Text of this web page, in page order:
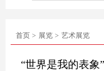
首页 > 展览 > 艺术展览
“世界是我的表象